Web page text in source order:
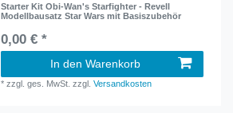
Starter Kit Obi-Wan's Starfighter - Revell
Modellbausatz Star Wars mit Basiszubehör
0,00 € *
In den Warenkorb
*zzgl. ges. MwSt. zzgl.Versandkosten